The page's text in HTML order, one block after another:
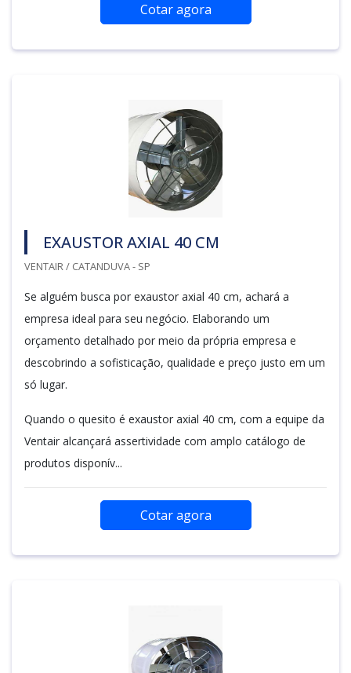
Cotar agora
EXAUSTOR AXIAL 40 CM
VENTAIR / CATANDUVA - SP
Se alguém busca por exaustor axial 40 cm, achará a
empresa ideal para seu negócio. Elaborando um
orçamento detalhado por meio da própria empresa e
descobrindo a sofisticação, qualidade e preço justo em um
só lugar.
Quando o quesito é exaustor axial 40 cm, com a equipe da
Ventair alcançará assertividade com amplo catálogo de
produtos disponív...
Cotar agora